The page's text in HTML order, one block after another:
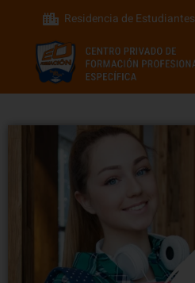
Residencia de Estudiantes